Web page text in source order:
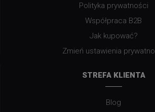
Polityka prywatności
Współpraca B2B
Jak kupować?
Zmień ustawienia
STREFA KLIENTA
Blog